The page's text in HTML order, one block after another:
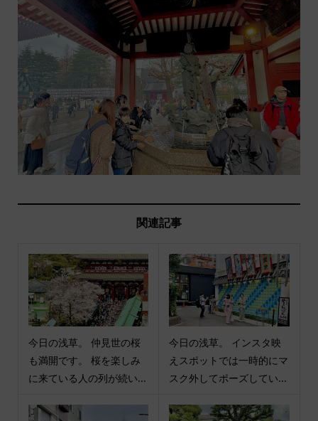
関連記事
今日の浅草。 仲見世の桜
も満開です。 桜を楽しみ
に来ている人の列が続い...
今日の浅草。 インスタ映
えスポットでは一時的にマ
スク外してポーズしてい...